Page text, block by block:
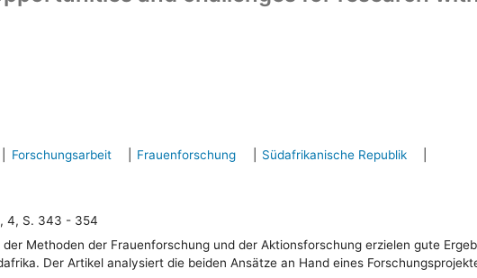
Forschungsarbeit Frauenforschung
Südafrikanische Republik
4, S. 343 - 354
Methoden der Frauenforschung und der Aktionsforschung erzielen gute
Der Artikel analysiert die beiden Ansätze an Hand eines